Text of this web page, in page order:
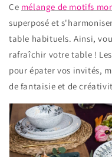
Ce mélange de motifs
superposé et
table habituels. Ainsi,
rafraîchir votre table !
pour épater vos invités,
de fantaisie et de